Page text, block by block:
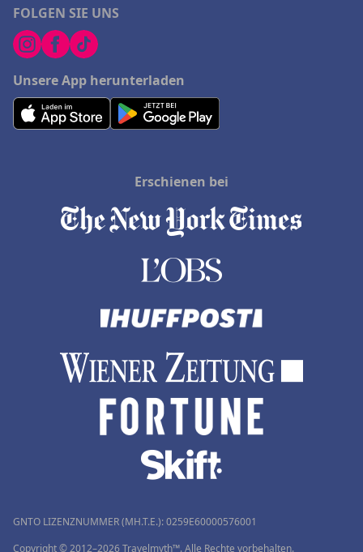
FOLGEN SIE UNS
Unsere App herunterladen
Erschienen bei
GNTO LIZENZNUMMER (MH.T.E.): 0259Ε60000576001
Copyright © 2012–2026 Travelmyth™. Alle Rechte vorbehalten.